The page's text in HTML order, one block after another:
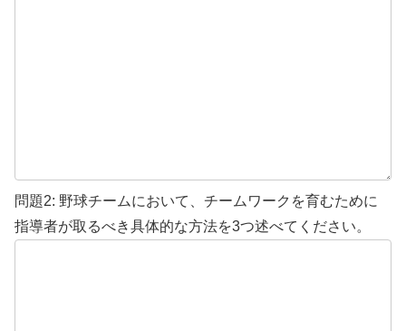
問題2: 野球チームにおいて、チームワークを育むために
指導者が取るべき具体的な方法を3つ述べてください。